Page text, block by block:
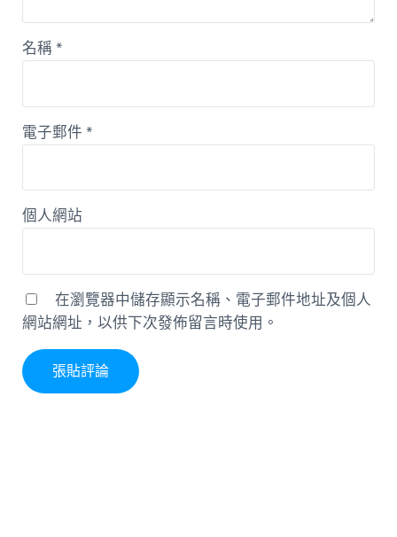
名稱*
電子郵件 *
個人網站
在瀏覽器中儲存顯示名稱、電子郵件地址及個人
網站網址，以供下次發佈留言時使用。